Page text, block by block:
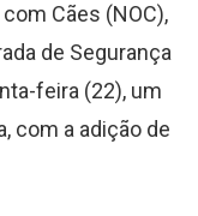
Cães (NOC),
de Segurança
feira (22), um
com a adição de